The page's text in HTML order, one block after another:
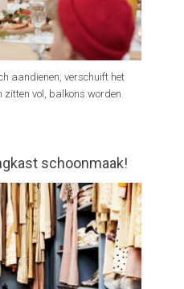
aandienen, verschuift het
zitten vol, balkons worden
schoonmaak!